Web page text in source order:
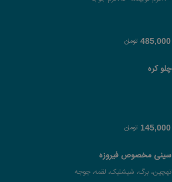
485,000 تومان
چلو کره
145,000 تومان
سینی مخصوص فیروزه
تهچین، برگ، شیشلیک، لقمه، جوجه